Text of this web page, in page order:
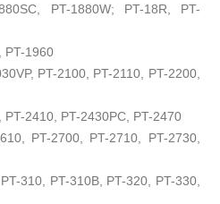
PT-1880W; PT-18R, PT-
PT-1960
PT-2100, PT-2110, PT-2200,
2410, PT-2430PC, PT-2470
PT-2700, PT-2710, PT-2730,
310, PT-310B, PT-320, PT-330,